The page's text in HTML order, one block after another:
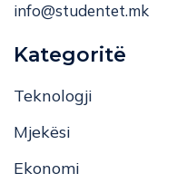
info@studentet.mk
Kategoritë
Teknologji
Mjekësi
Ekonomi